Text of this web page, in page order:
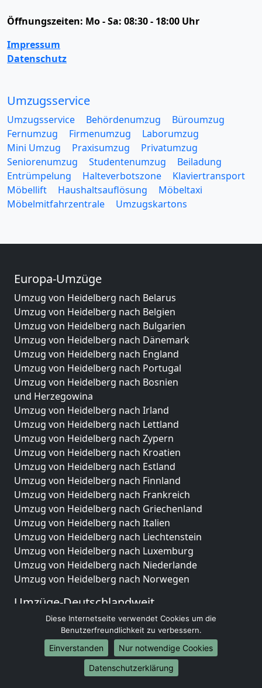
Öffnungszeiten: Mo - Sa: 08:30 - 18:00 Uhr
Impressum
Datenschutz
Umzugsservice
Umzugsservice Behördenumzug
Büroumzug
Fernumzug
Firmenumzug
Laborumzug
Mini Umzug
Praxisumzug
Privatumzug
Seniorenumzug
Studentenumzug
Beiladung
Entrümpelung
Halteverbotszone
Klaviertransport
Möbellift
Haushaltsauflösung
Möbeltaxi
Möbelmitfahrzentrale
Umzugskartons
Europa-Umzüge
Umzug von Heidelberg nach Belarus
Umzug von Heidelberg nach Belgien
Umzug von Heidelberg nach Bulgarien
Umzug von Heidelberg nach Dänemark
Umzug von Heidelberg nach England
Umzug von Heidelberg nach Portugal
Umzug von Heidelberg nach Bosnien
und Herzegowina
Umzug von Heidelberg nach Irland
Umzug von Heidelberg nach Lettland
Umzug von Heidelberg nach Zypern
Umzug von Heidelberg nach Kroatien
Umzug von Heidelberg nach Estland
Umzug von Heidelberg nach Finnland
Umzug von Heidelberg nach Frankreich
Umzug von Heidelberg nach Griechenland
Umzug von Heidelberg nach Italien
Umzug von Heidelberg nach Liechtenstein
Umzug von Heidelberg nach Luxemburg
Umzug von Heidelberg nach Niederlande
Umzug von Heidelberg nach Norwegen
Umzüge-Deutschlandweit
Umzug von Heidelberg nach Berlin
Umzug von Heidelberg nach Hamburg
Umzug von Heidelberg nach München
Umzug von Heidelberg nach Köln
Umzug von Heidelberg nach Frankfurt am Main
Diese Internetseite verwendet Cookies um die
Benutzerfreundlichkeit zu verbessern.
Einverstanden
Nur notwendige Cookies
Datenschutzerklärung